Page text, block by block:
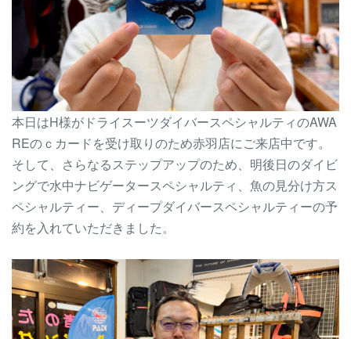
本日はH様がドライスーツダイバースペシャルティのAWA
REのｃカードを受け取りのため赤羽店にご来店中です。
そして、さらなるステップアップのため、明後日のダイビ
ングで水中ナビゲータースペシャルティ、魚の見分け方ス
ペシャルティー、ディープダイバースペシャルティーの予
約を入れていただきました。